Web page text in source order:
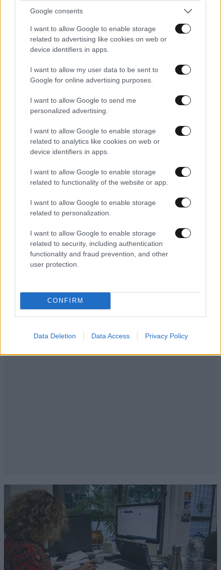
Google consents
I want to allow Google to enable storage
related to advertising like cookies on web or
device identifiers in apps.
I want to allow my user data to be sent to
Google for online advertising purposes.
I want to allow Google to send me
personalized advertising.
I want to allow Google to enable storage
related to analytics like cookies on web or
device identifiers in apps.
I want to allow Google to enable storage
related to functionality of the website or app.
I want to allow Google to enable storage
related to personalization.
I want to allow Google to enable storage
related to security, including authentication
functionality and fraud prevention, and other
user protection.
CONFIRM
Data Deletion Data Access Privacy Policy
Θα το πώ'
Οι μισάνθρωποι προκαλούν αηδία.
Semoua 26·10·2023 05:38
βλέπεις κατσαρίδες, αυξάνεται το σάλιο αυτόματα και
εκτονώνονται.
Αν.... 26·10·2023 05:33
Όλη μέρα ακούς πνευματικούς πού δεν ξέρουν το
όνομα τους να γράφουν γίνεσαι πανηλιθιος η
εκκλησία μας κρατα ζώα όπως πριν 2000 χρόνια
LIFESTYLE 08·08·2026 09:01
σχέση που θυμίζει σενάριο ταινίας και μετρά
πάνω από τέσσερα χρόνια